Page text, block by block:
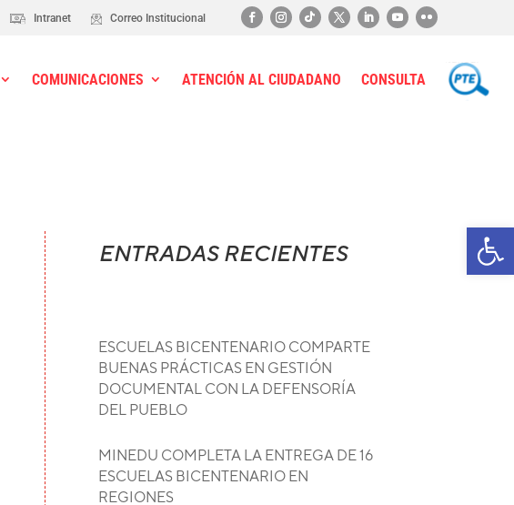
Intranet Correo Institucional
COMUNICACIONES ATENCIÓN AL CIUDADANO CONSULTA PTE
ENTRADAS RECIENTES
ESCUELAS BICENTENARIO COMPARTE
BUENAS PRÁCTICAS EN GESTIÓN
DOCUMENTAL CON LA DEFENSORÍA
DEL PUEBLO
MINEDU COMPLETA LA ENTREGA DE 16
ESCUELAS BICENTENARIO EN
REGIONES